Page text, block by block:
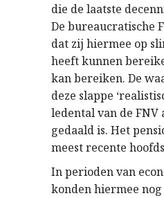
die de laatste
De bureaucratische
dat zij hiermee op
heeft kunnen
kan bereiken. De
deze slappe
ledental van de FNV
gedaald is. Het
meest recente
In perioden van
konden hiermee